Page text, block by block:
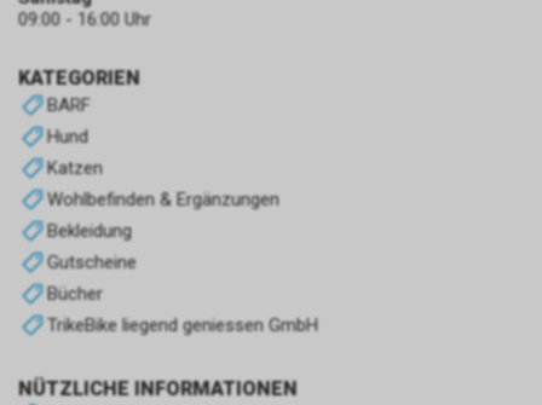
KATEGORIEN
BARF
Hund
Katzen
Wohlbefinden & Ergänzungen
Bekleidung
Gutscheine
Bücher
TrikeBike liegend geniessen GmbH
NÜTZLICHE INFORMATIONEN
09:00 - 16:00 Uhr